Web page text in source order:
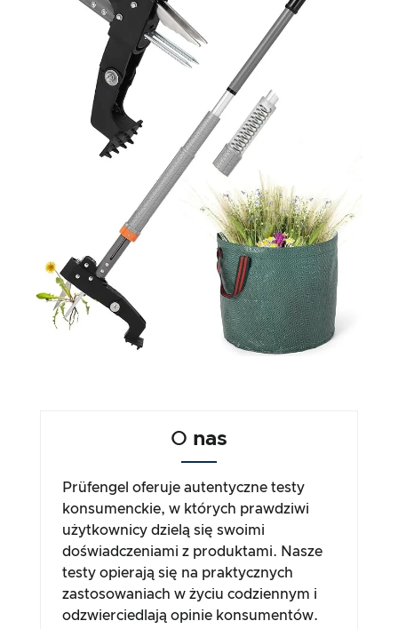
O nas
Prüfengel oferuje autentyczne testy
konsumenckie, w których prawdziwi
użytkownicy dzielą się swoimi
doświadczeniami z produktami. Nasze
testy opierają się na praktycznych
zastosowaniach w życiu codziennym i
odzwierciedlają opinie konsumentów.